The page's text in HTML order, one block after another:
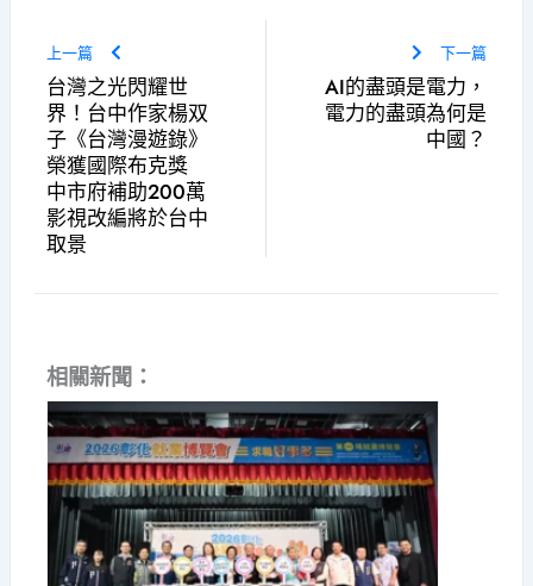
上一篇
台灣之光閃耀世
界！台中作家楊双
子《台灣漫遊錄》
榮獲國際布克獎
中市府補助200萬
影視改編將於台中
取景
下一篇
AI的盡頭是電力，
電力的盡頭為何是
中國？
相關新聞：